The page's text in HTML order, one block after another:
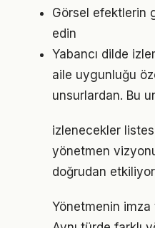
Görsel efektlerin
edin
Yabancı dilde
aile uygunluğu
unsurlardan. Bu
izlenecekler
yönetmen
doğrudan
Yönetmenin